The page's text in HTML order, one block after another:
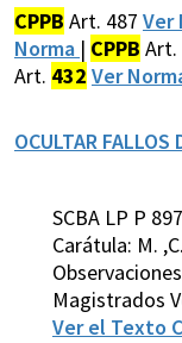
CPPB Art. 487 Ver
Norma | CPPB Art.
Art. 432 Ver
OCULTAR FALLOS
SCBA LP P
Carátula: M.
Magistrados
Ver el Texto